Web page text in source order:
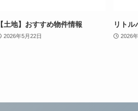
【土地】おすすめ物件情報
2026年5月22日
リトル
2026